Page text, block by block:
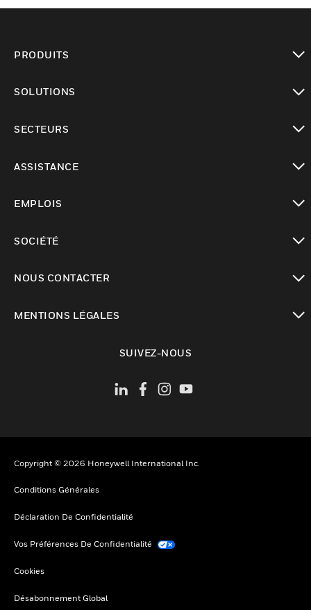
PRODUITS
SOLUTIONS
SECTEURS
ASSISTANCE
EMPLOIS
SOCIÉTÉ
NOUS CONTACTER
MENTIONS LÉGALES
SUIVEZ-NOUS
Copyright © 2026 Honeywell International Inc.
Conditions Générales
Déclaration De Confidentialité
Vos Préférences De Confidentialité
Cookies
Désabonnement Global